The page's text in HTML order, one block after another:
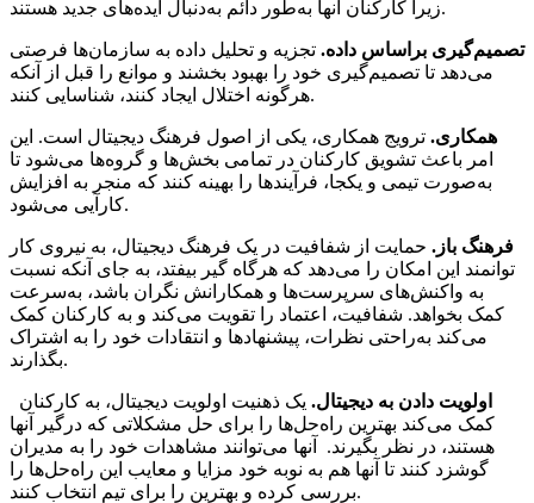
زیرا کارکنان آنها به‌طور دائم به‌دنبال ایده‌‌های جدید هستند.
تصمیم‌گیری براساس داده. تجزیه و تحلیل داده به سازمان‌ها فرصتی
می‌دهد تا تصمیم‌گیری خود را بهبود بخشند و موانع را قبل از آنکه
هرگونه اختلال ایجاد کنند، شناسایی کنند.
همکاری. ترویج همکاری، یکی از اصول فرهنگ دیجیتال است. این
امر باعث تشویق کارکنان در تمامی بخش‌‌ها و گروه‌‌ها می‌شود تا
به‌‌صورت تیمی و یکجا، فرآیندها را بهینه کنند که منجر به افزایش
کارآیی می‌شود.
فرهنگ باز. حمایت از شفافیت در یک فرهنگ دیجیتال، به نیروی کار
توانمند این امکان را می‌دهد که هرگاه گیر بیفتد، به جای آنکه نسبت
به واکنش‌‌های سرپرست‌‌ها و همکارانش نگران باشد، به‌‌سرعت
کمک بخواهد. شفافیت، اعتماد را تقویت می‌کند و به کارکنان کمک
می‌کند به‌‌راحتی نظرات، پیشنهادها و انتقادات خود را به اشتراک
بگذارند.
اولویت دادن به دیجیتال. یک ذهنیت اولویت دیجیتال، به کارکنان
کمک می‌کند بهترین راه‌حل‌‌ها را برای حل مشکلاتی که درگیر آنها
هستند، در نظر بگیرند. آنها می‌توانند مشاهدات خود را به مدیران
گوشزد کنند تا آنها هم به نوبه خود مزایا و معایب این راه‌حل‌‌ها را
بررسی کرده و بهترین را برای تیم انتخاب کنند.